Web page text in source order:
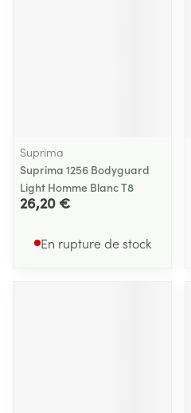
Suprima
Suprima 1256 Bodyguard
Light Homme Blanc T8
26,20 €
En rupture de stock